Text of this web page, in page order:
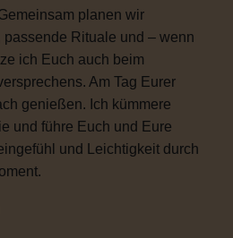
planen wir
Rituale und – wenn
ich Euch auch beim
Am Tag Eurer
genießen. Ich kümmere
und führe Euch und Eure
und Leichtigkeit durch